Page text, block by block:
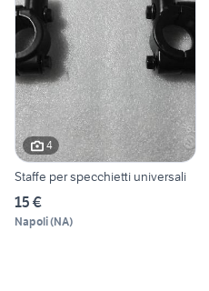
4
Staffe per specchietti universali
15 €
Napoli(NA)